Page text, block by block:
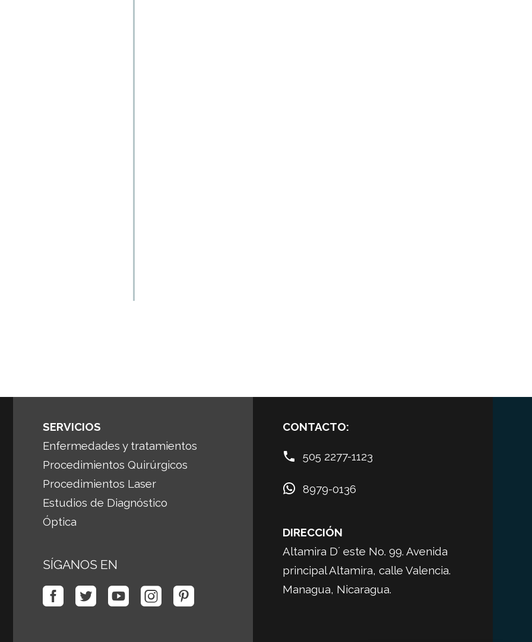
SERVICIOS
Enfermedades y tratamientos
Procedimientos Quirúrgicos
Procedimientos Laser
Estudios de Diagnóstico
Óptica
SÍGANOS EN
CONTACTO:

 505 2277-1123

 8979-0136
DIRECCIÓN
Altamira D´ este No. 99. Avenida
principal Altamira, calle Valencia.
Managua, Nicaragua.